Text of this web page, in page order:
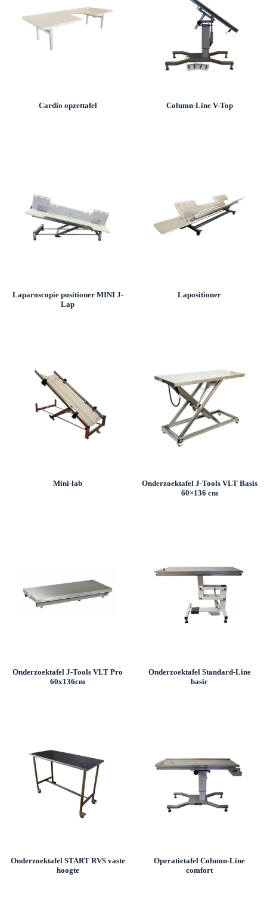
Cardio opzettafel Column-Line V-Top
Laparoscopie positioner MINI J-
Lap
Lapositioner
Mini-lab
Onderzoektafel J-Tools VLT Basis
60×136 cm
Onderzoektafel J-Tools VLT Pro
60x136cm
Onderzoektafel Standard-Line
basic
Onderzoektafel START RVS vaste
hoogte
Operatietafel Column-Line
comfort